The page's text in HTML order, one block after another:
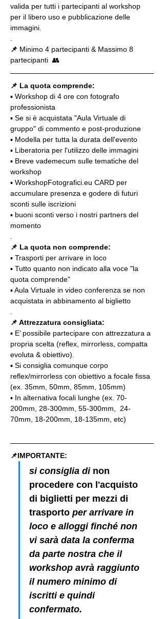
valida per tutti i partecipanti al workshop
per il libero uso e pubblicazione delle
immagini.
📌 Minimo 4 partecipanti & Massimo 8
partecipanti  👥
📌 La quota comprende:
▪️ Workshop di 4 ore con fotografo
professionista
▪️ Se si è acquistata "Aula Virtuale di
gruppo" di commento e post-produzione
▪️ Modella per tutta la durata dell'evento
▪️ Liberatoria per l'utilizzo delle immagini
▪️ Breve vademecum sulle tematiche del
workshop
▪️ WorkshopFotografici.eu CARD per
accumulare presenza e godere di futuri
sconti sulle iscrizioni
▪️ buoni sconti verso i nostri partners del
momento
📌 La quota non comprende:
▪️ Trasporti per arrivare in loco
▪️ Tutto quanto non indicato alla voce "la
quota comprende"
▪️ Aula Virtuale in video conferenza se non
acquistata in abbinamento al biglietto
📌 Attrezzatura consigliata:
▪️ E’ possibile partecipare con attrezzatura a
propria scelta (reflex, mirrorless, compatta
evoluta & obiettivo).
▪️ Si consiglia comunque corpo
reflex/mirrorless con obiettivo a focale fissa
(ex. 35mm, 50mm, 85mm, 105mm)
▪️ In alternativa focali lunghe (ex. 70-
200mm, 28-300mm, 55-300mm,  24-
70mm, 18-200mm, 18-135mm, etc)
📌IMPORTANTE:
si consiglia di non
procedere con l'acquisto
di biglietti per mezzi di
trasporto per arrivare in
loco e alloggi finché non
vi sarà data la conferma
da parte nostra che il
workshop avrà raggiunto
il numero minimo di
iscritti e quindi
confermato.